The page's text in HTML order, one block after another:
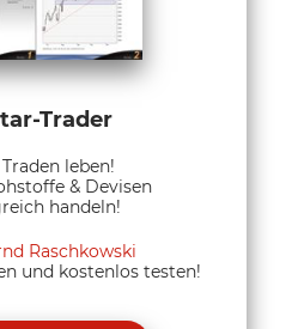
Trader
leben!
& Devisen
handeln!
Raschkowski
und kostenlos testen!